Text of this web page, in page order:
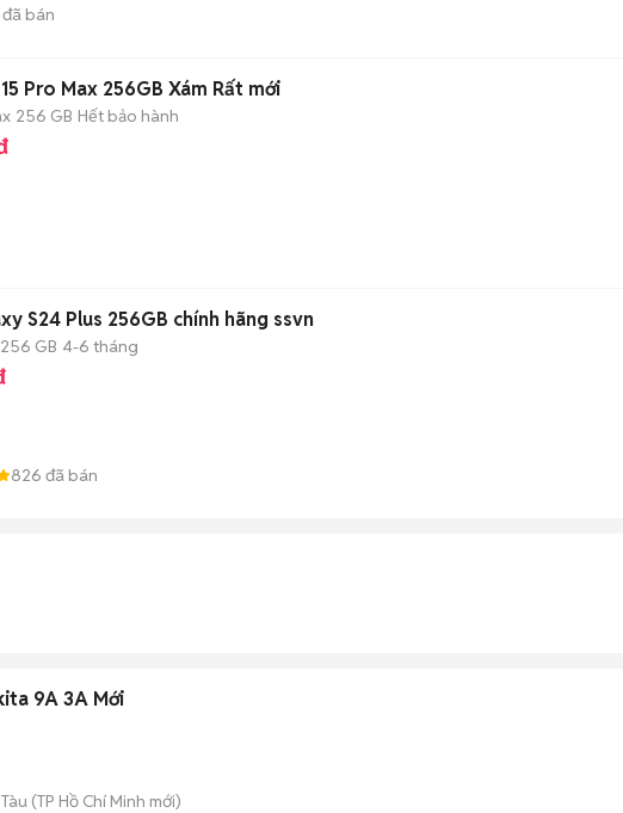
đã bán
Pro Max 256GB Xám Rất mới
256 GB Hết bảo hành
S24 Plus 256GB chính hãng ssvn
256 GB 4-6 tháng
826 đã bán
9A 3A Mới
(TP Hồ Chí Minh mới)